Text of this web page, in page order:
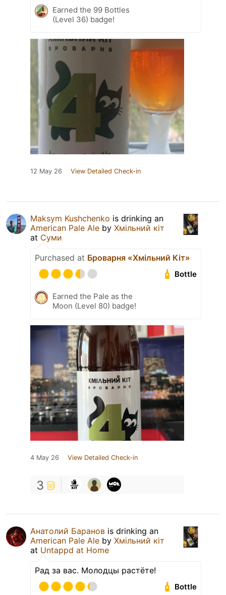
Earned the 99 Bottles
(Level 36) badge!
12 May 26 View Detailed Check-in
Maksym Kushchenko is drinking an
American Pale Ale by Хмільний кіт
at Суми
Purchased at Броварня «Хмільний Кіт»
Bottle
Earned the Pale as the
Moon (Level 80) badge!
4 May 26 View Detailed Check-in
3
Анатолий Баранов is drinking an
American Pale Ale by Хмільний кіт
at Untappd at Home
Рад за вас. Молодцы растёте!
Bottle